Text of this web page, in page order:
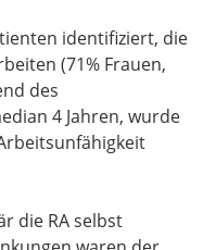
identifiziert, die
(71% Frauen,
des
4 Jahren, wurde
die RA selbst